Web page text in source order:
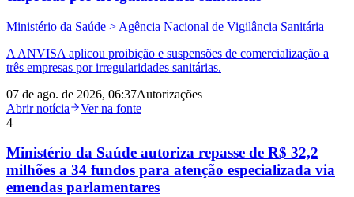
Ministério da Saúde > Agência Nacional de Vigilância Sanitária
A ANVISA aplicou proibição e suspensões de comercialização a
três empresas por irregularidades sanitárias.
07 de ago. de 2026, 06:37Autorizações
Abrir notícia
Ver na fonte
4
Ministério da Saúde autoriza repasse de R$ 32,2
milhões a 34 fundos para atenção especializada via
emendas parlamentares